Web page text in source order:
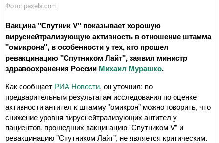
Фото: pexels.com
Вакцина "Спутник V" показывает хорошую
вируснейтрализующую активность в отношение штамма
"омикрона", в особенности у тех, кто прошел
ревакцинацию "Спутником Лайт", заявил министр
здравоохранения России Михаил Мурашко.
Как сообщает РИА Новости, он уточнил: по
предварительным результатам исследования по оценке
активности антител к штамму "омикрон" можно говорить, что
снижение уровня вируснейтрализующих антител у
пациентов, прошедших вакцинацию "Спутником V" и
ревакцинацию "Спутником Лайт", не является критическим.